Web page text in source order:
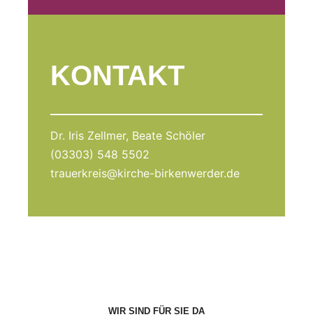
KONTAKT
Dr. Iris Zellmer, Beate Schöler
(03303) 548 5502
trauerkreis@kirche-birkenwerder.de
WIR SIND FÜR SIE DA